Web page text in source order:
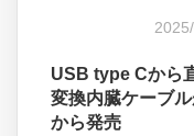
USB type Cから
変換内臓ケーブ
から発売